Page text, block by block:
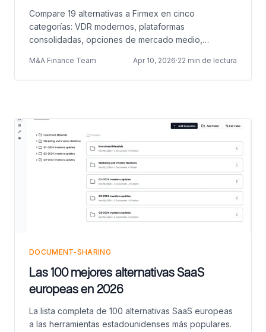
Compare 19 alternativas a Firmex en cinco
categorías: VDR modernos, plataformas
consolidadas, opciones de mercado medio,
soluciones híbridas. Precios, funcionalidades y
casos de uso para M&A, debida diligencia y gestión
M&A Finance Team Apr 10, 2026·22 min de lectura
DOCUMENT-SHARING
Las 100 mejores alternativas SaaS
europeas en 2026
La lista completa de 100 alternativas SaaS europeas
a las herramientas estadounidenses más populares.